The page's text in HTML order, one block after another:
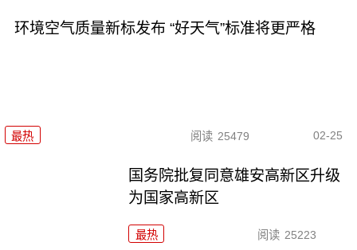
环境空气质量新标发布 “好天气”标准将更严格
最热 阅读 25479 02-25
国务院批复同意雄安高新区升级
为国家高新区
最热 阅读 25223